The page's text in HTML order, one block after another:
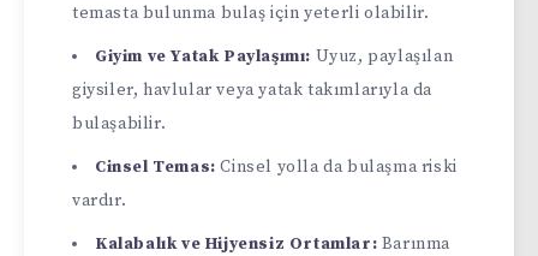
temasta bulunma bulaş için yeterli olabilir.
Giyim ve Yatak Paylaşımı: Uyuz, paylaşılan
giysiler, havlular veya yatak takımlarıyla da
bulaşabilir.
Cinsel Temas: Cinsel yolla da bulaşma riski
vardır.
Kalabalık ve Hijyensiz Ortamlar: Barınma